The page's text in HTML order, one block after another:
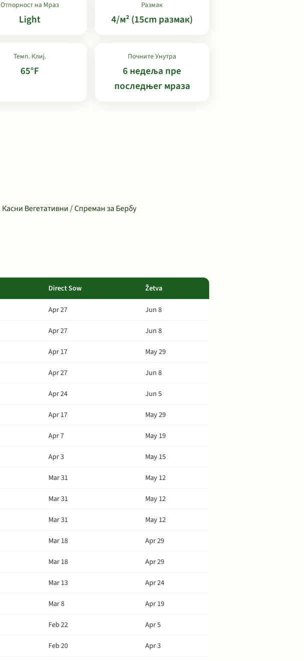
Отпорност на Мраз
Light
Размак
4/м² (15cm размак)
Темп. Клиј.
65°F
Почните Унутра
6 недеља пре
последњег мраза
Касни Вегетативни / Спреман за Бербу
Direct Sow Žetva
Apr 27
Jun 8
Apr 27
Jun 8
Apr 17
May 29
Apr 27
Jun 8
Apr 24
Jun 5
Apr 17
May 29
Apr 7
May 19
Apr 3
May 15
Mar 31
May 12
Mar 31
May 12
Mar 31
May 12
Mar 18
Apr 29
Mar 18
Apr 29
Mar 13
Apr 24
Mar 8
Apr 19
Feb 22
Apr 5
Feb 20
Apr 3